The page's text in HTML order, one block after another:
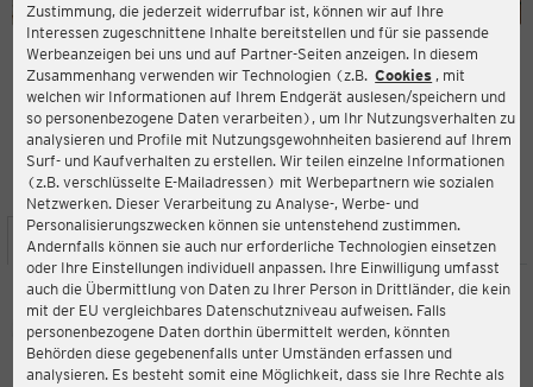
Zustimmung, die jederzeit widerrufbar ist, können wir auf Ihre
Interessen zugeschnittene Inhalte bereitstellen und für sie passende
Werbeanzeigen bei uns und auf Partner-Seiten anzeigen. In diesem
Zusammenhang verwenden wir Technologien (z.B. Cookies , mit
welchen wir Informationen auf Ihrem Endgerät auslesen/speichern und
so personenbezogene Daten verarbeiten), um Ihr Nutzungsverhalten zu
analysieren und Profile mit Nutzungsgewohnheiten basierend auf Ihrem
Surf- und Kaufverhalten zu erstellen. Wir teilen einzelne Informationen
(z.B. verschlüsselte E-Mailadressen) mit Werbepartnern wie sozialen
Netzwerken. Dieser Verarbeitung zu Analyse-, Werbe- und
Personalisierungszwecken können sie untenstehend zustimmen.
Andernfalls können sie auch nur erforderliche Technologien einsetzen
oder Ihre Einstellungen individuell anpassen. Ihre Einwilligung umfasst
auch die Übermittlung von Daten zu Ihrer Person in Drittländer, die kein
mit der EU vergleichbares Datenschutzniveau aufweisen. Falls
personenbezogene Daten dorthin übermittelt werden, könnten
Behörden diese gegebenenfalls unter Umständen erfassen und
analysieren. Es besteht somit eine Möglichkeit, dass sie Ihre Rechte als
ERNSTING'S FAMILY FILIALE
Hauptstraße 70
53604 Bad Honnef
3,7
Bewertung:
STANDORT SERVICES SORTIMENT AKTIONEN
Ernsting's family
Hauptstraße 70, 53604 Bad Honnef